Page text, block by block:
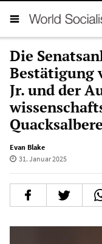
Die
Bestätigung
Jr. und der
Evan Blake
31. Januar 2025